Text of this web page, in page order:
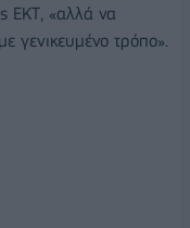
ΕΚΤ, «αλλά να
γενικευμένο τρόπο».